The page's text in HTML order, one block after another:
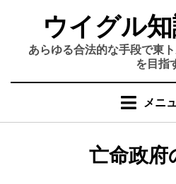
ウイグル
あらゆる合法的な手段で東
を目指
メニ
カテゴリ
:
亡命政府